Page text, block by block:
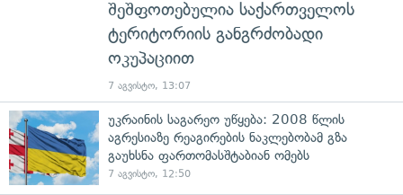
შეშფოთებულია საქართველოს
ტერიტორიის განგრძობადი
ოკუპაციით
7 აგვისტო, 13:07
უკრაინის საგარეო უწყება: 2008 წლის
აგრესიაზე რეაგირების ნაკლებობამ გზა
გაუხსნა ფართომასშტაბიან ომებს
7 აგვისტო, 12:50